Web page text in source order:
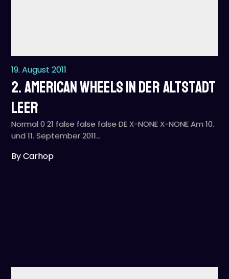
19. August 2011
2. American Wheels in der Altstadt
Leer
Normal 0 21 false false false DE X-NONE X-NONE Am 10.
und 11. September 2011…
By Carhop